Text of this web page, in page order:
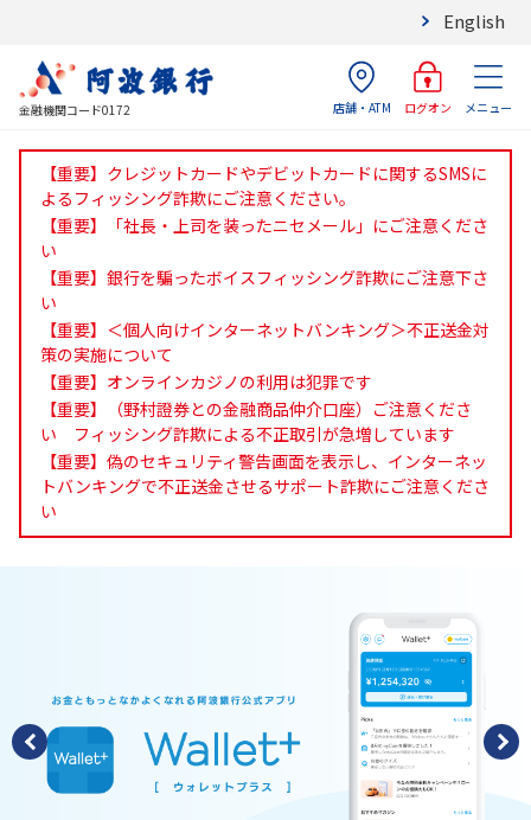
English
金融機関コード0172 店舗・ATM ログオン メニュー
【重要】クレジットカードやデビットカードに関するSMSに
よるフィッシング詐欺にご注意ください。
【重要】「社長・上司を装ったニセメール」にご注意くださ
い
【重要】銀行を騙ったボイスフィッシング詐欺にご注意下さ
い
【重要】＜個人向けインターネットバンキング＞不正送金対
策の実施について
【重要】オンラインカジノの利用は犯罪です
【重要】（野村證券との金融商品仲介口座）ご注意くださ
い フィッシング詐欺による不正取引が急増しています
【重要】偽のセキュリティ警告画面を表示し、インターネッ
トバンキングで不正送金させるサポート詐欺にご注意くださ
い